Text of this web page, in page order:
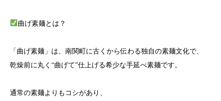
曲げ素麺とは？
「曲げ素麺」は、南関町に古くから伝わる独自の素麺文化で、
乾燥前に丸く“曲げて”仕上げる希少な手延べ素麺です。
通常の素麺よりもコシがあり、